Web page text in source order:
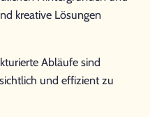
kreative Lösungen
Abläufe sind
und effizient zu